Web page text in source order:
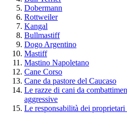
Dobermann
Rottweiler
Kangal
Bullmastiff
Dogo Argentino
Mastiff
Mastino Napoletano
Cane Corso
Cane da pastore del Caucaso
Le razze di cani da
aggressive
Le responsabilità dei proprietari